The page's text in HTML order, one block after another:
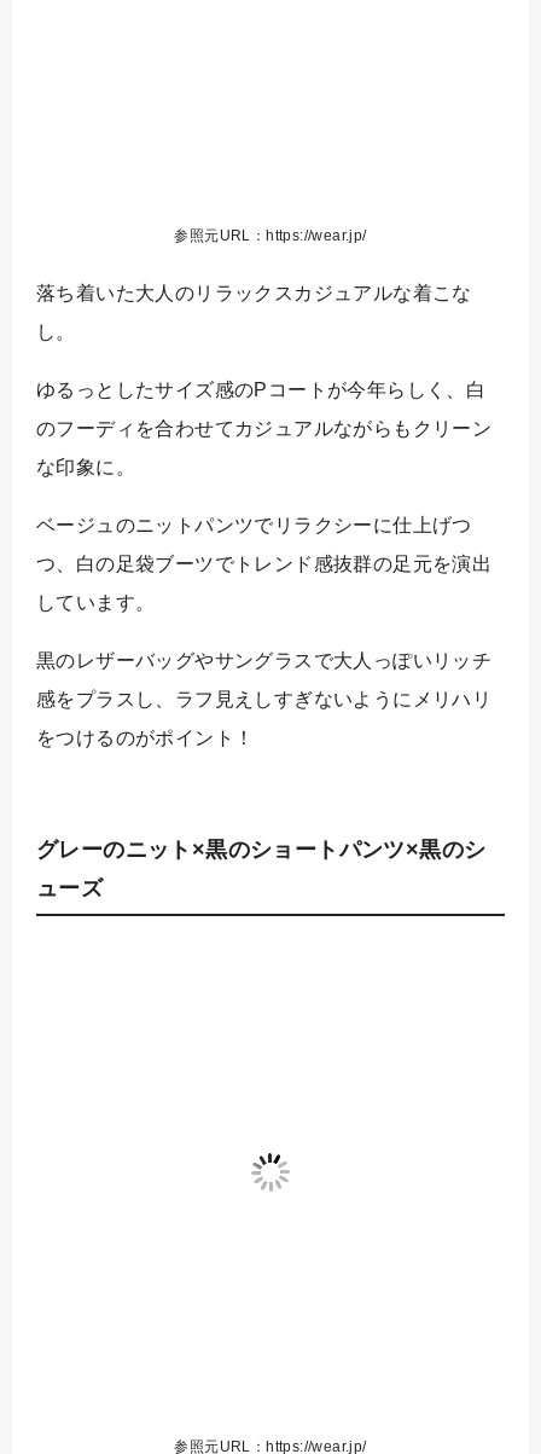
参照元URL：https://wear.jp/
落ち着いた大人のリラックスカジュアルな着こな
し。
ゆるっとしたサイズ感のPコートが今年らしく、白
のフーディを合わせてカジュアルながらもクリーン
な印象に。
ベージュのニットパンツでリラクシーに仕上げつ
つ、白の足袋ブーツでトレンド感抜群の足元を演出
しています。
黒のレザーバッグやサングラスで大人っぽいリッチ
感をプラスし、ラフ見えしすぎないようにメリハリ
をつけるのがポイント！
グレーのニット×黒のショートパンツ×黒のシ
ューズ
参照元URL：https://wear.jp/